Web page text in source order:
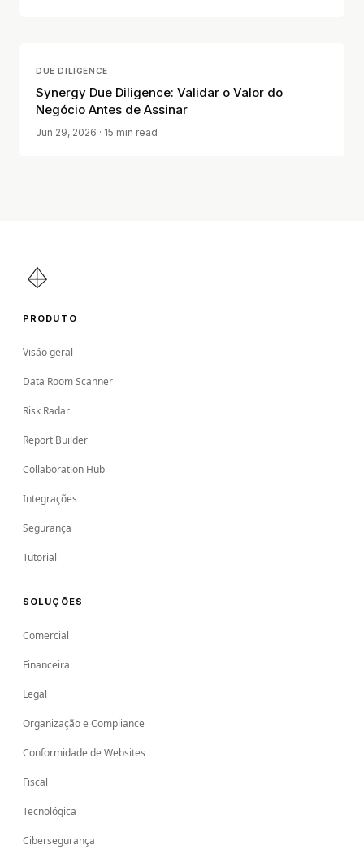
DUE DILIGENCE
Synergy Due Diligence: Validar o Valor do
Negócio Antes de Assinar
Jun 29, 2026 · 15 min read
PRODUTO
Visão geral
Data Room Scanner
Risk Radar
Report Builder
Collaboration Hub
Integrações
Segurança
Tutorial
SOLUÇÕES
Comercial
Financeira
Legal
Organização e Compliance
Conformidade de Websites
Fiscal
Tecnológica
Cibersegurança